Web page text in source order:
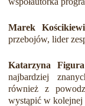
Marek
przebojów, lider
Katarzyna Figura
najbardziej
również z
wystąpić w kolejnej